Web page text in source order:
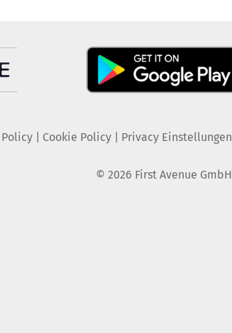
| Cookie Policy| Privacy Einstellungen
© 2026 First Avenue GmbH